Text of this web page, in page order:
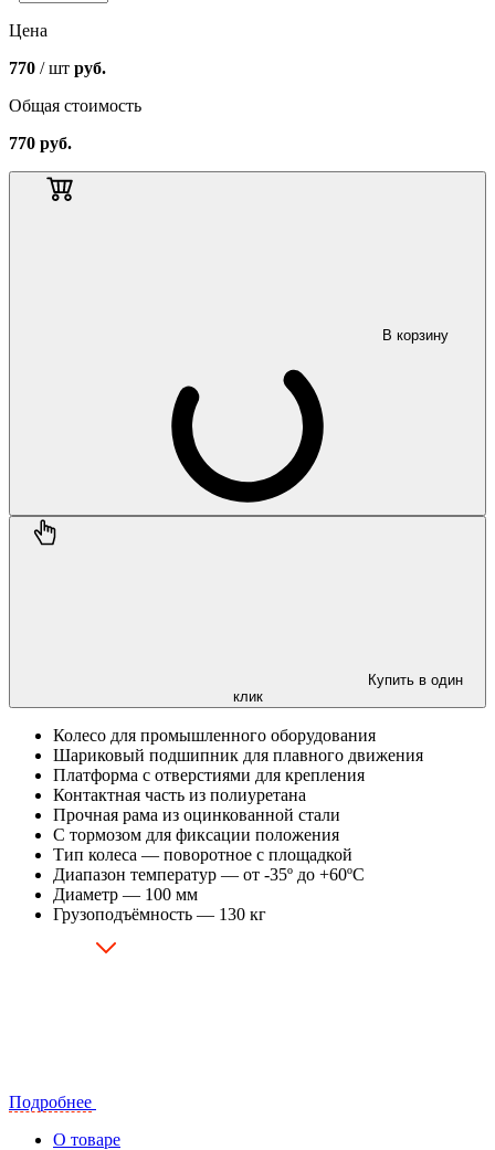
Цена
770 / шт руб.
Общая стоимость
770 руб.
В корзину
Купить в один
клик
Колесо для промышленного оборудования
Шариковый подшипник для плавного движения
Платформа с отверстиями для крепления
Контактная часть из полиуретана
Прочная рама из оцинкованной стали
С тормозом для фиксации положения
Тип колеса — поворотное с площадкой
Диапазон температур — от -35º до +60ºC
Диаметр — 100 мм
Грузоподъёмность — 130 кг
Подробнее
О товаре